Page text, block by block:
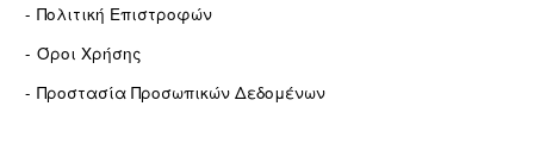
Πολιτική Επιστροφών
Όροι Χρήσης
Προστασία Προσωπικών Δεδομένων